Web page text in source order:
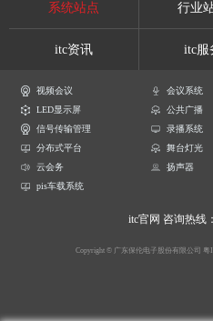
系统站点 行业
itc资讯 itc服
视频会议 会议系统
LED显示屏
公共广播
信号传输管理
录播系统
分布式平台
舞台灯光
云会务
扬声器
pis车载系统
itc官网 咨询热线
Copyright © 广东保伦电子股份有限公司 粤